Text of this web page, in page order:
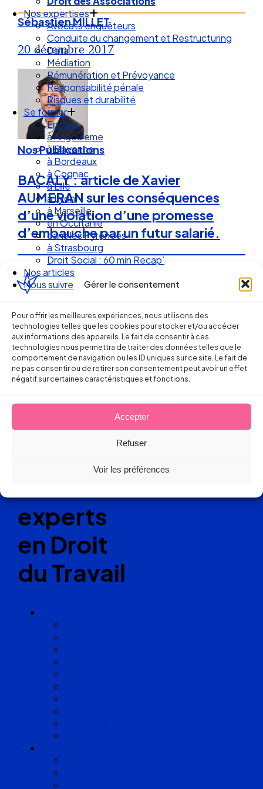
Gérer le consentement
Pour offrir les meilleures expériences, nous utilisons des
technologies telles que les cookies pour stocker et/ou accéder
aux informations des appareils. Le fait de consentir à ces
technologies nous permettra de traiter des données telles que le
comportement de navigation ou les ID uniques sur ce site. Le fait de
ne pas consentir ou de retirer son consentement peut avoir un effet
négatif sur certaines caractéristiques et fonctions.
Accepter
Refuser
Voir les préférences
Nos expertises
Avocats enquêteurs
Conduite du changement et Restructuring
Data
Médiation
Rémunération et Prévoyance
Responsabilité pénale
Risques et durabilité
Se former
En visio
à Angouleme
à Bayonne
à Bordeaux
à Cognac
à Lille
à Lyon
à Marseille
en Occitanie
dans les Pyrénées
à Strasbourg
Droit Social : 60 min Recap’
Nos articles
Nous suivre
Sébastien MILLET
20 décembre 2017
Nos Publications
BACALY : article de Xavier
AUMERAN sur les conséquences
d’une violation d’une promesse
d’embauche par un futur salarié.
19 février 2014
Ellipse Avocats
Réseau
de cabinets
experts
en Droit
du Travail